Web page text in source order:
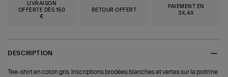
LIVRAISON
OFFERTE DÈS 150
€
RETOUR OFFERT
PAIEMENT EN
3X,4X
DESCRIPTION
Tee-shirt en coton gris. Inscriptions brodées blanches et vertes sur la poitrine